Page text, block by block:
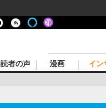
読者の声 漫画 イン